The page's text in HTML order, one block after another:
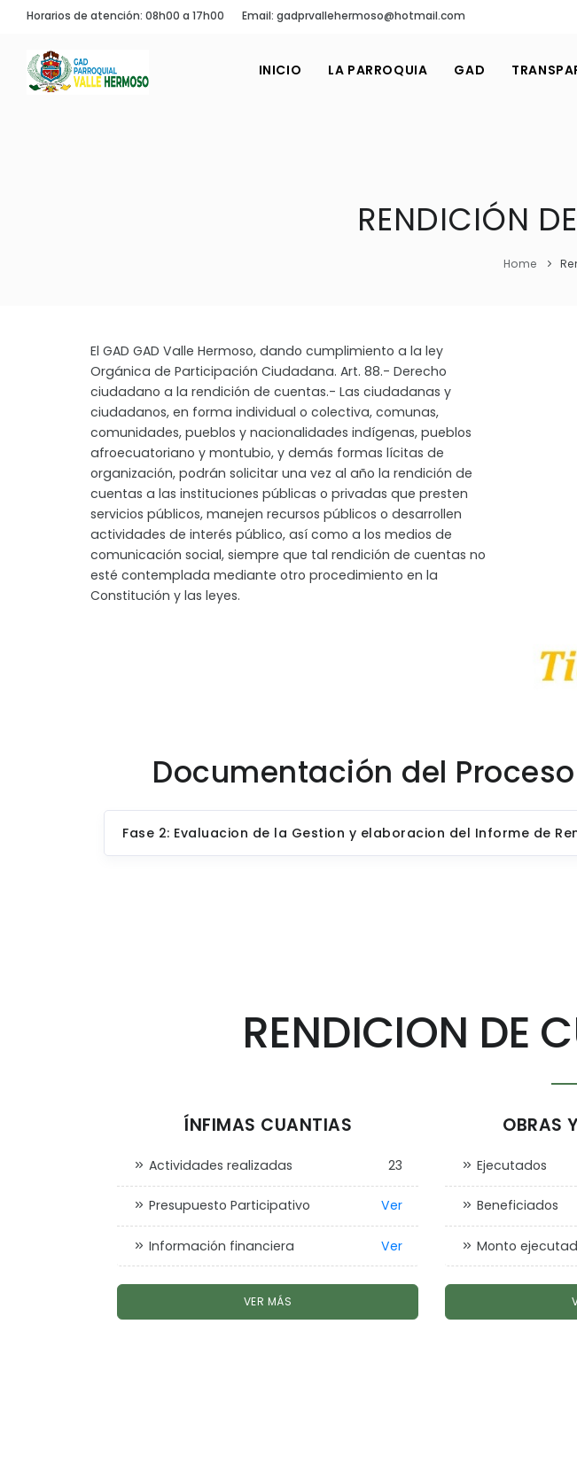
Horarios de atención: 08h00 a 17h00 Email: gadprvallehermoso@hotmail.com
INICIO LA PARROQUIA GAD
RENDICIÓN
Home
El GAD GAD Valle Hermoso, dando cumplimiento a la ley
Orgánica de Participación Ciudadana. Art. 88.- Derecho
ciudadano a la rendición de cuentas.- Las ciudadanas y
ciudadanos, en forma individual o colectiva, comunas,
comunidades, pueblos y nacionalidades indígenas, pueblos
afroecuatoriano y montubio, y demás formas lícitas de
organización, podrán solicitar una vez al año la rendición de
cuentas a las instituciones públicas o privadas que presten
servicios públicos, manejen recursos públicos o desarrollen
actividades de interés público, así como a los medios de
comunicación social, siempre que tal rendición de cuentas no
esté contemplada mediante otro procedimiento en la
Constitución y las leyes.
Documentación del
Fase 2: Evaluacion de la Gestion y elaboracion del Informe de
RENDICION DE
ÍNFIMAS CUANTIAS
Actividades realizadas 23
Presupuesto Participativo Ver
Información financiera Ver
VER MÁS
OBRAS
Ejecutados
Beneficiados
Monto